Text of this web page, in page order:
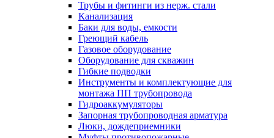
Трубы и фитинги из нерж. стали
Канализация
Баки для воды, емкости
Греющий кабель
Газовое оборудование
Оборудование для скважин
Гибкие подводки
Инструменты и комплектующие для
монтажа ПП трубопровода
Гидроаккумуляторы
Запорная трубопроводная арматура
Люки, дождеприемники